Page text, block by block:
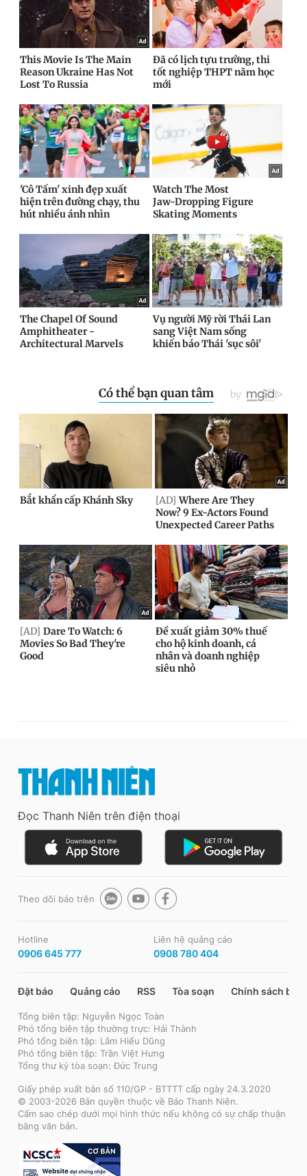
Đọc Thanh Niên trên điện thoại
Theo dõi báo trên
Hotline
0906 645 777
Liên hệ quảng cáo
0908 780 404
Đặt báo Quảng cáo RSS Tòa soạn Chính sách bảo
Tổng biên tập: Nguyễn Ngọc Toàn
Phó tổng biên tập thường trực: Hải Thành
Phó tổng biên tập: Lâm Hiếu Dũng
Phó tổng biên tập: Trần Việt Hưng
Tổng thư ký tòa soạn: Đức Trung
Giấy phép xuất bản số 110/GP - BTTTT cấp ngày 24.3.2020
© 2003-2026 Bản quyền thuộc về Báo Thanh Niên.
Cấm sao chép dưới mọi hình thức nếu không có sự chấp thuận
bằng văn bản.